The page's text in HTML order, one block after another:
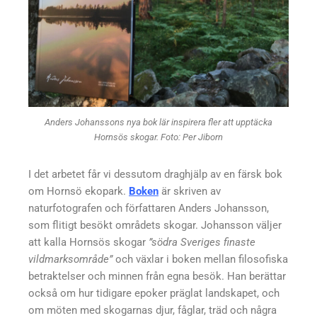
Anders Johanssons nya bok lär inspirera fler att upptäcka
Hornsös skogar. Foto: Per Jiborn
I det arbetet får vi dessutom draghjälp av en färsk bok
om Hornsö ekopark. Boken är skriven av
naturfotografen och författaren Anders Johansson,
som flitigt besökt områdets skogar. Johansson väljer
att kalla Hornsös skogar ”södra Sveriges finaste
vildmarksområde”och växlar i boken mellan filosofiska
betraktelser och minnen från egna besök. Han berättar
också om hur tidigare epoker präglat landskapet, och
om möten med skogarnas djur, fåglar, träd och några